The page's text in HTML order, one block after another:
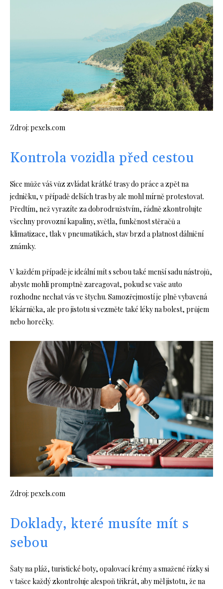
Zdroj: pexels.com
Kontrola vozidla před cestou
Sice může váš vůz zvládat krátké trasy do práce a zpět na
jedničku, v případě delších tras by ale mohl mírně protestovat.
Předtím, než vyrazíte za dobrodružstvím, řádně zkontrolujte
všechny provozní kapaliny, světla, funkčnost stěračů a
klimatizace, tlak v pneumatikách, stav brzd a platnost dálniční
známky.
V každém případě je ideální mít s sebou také menší sadu nástrojů,
abyste mohli promptně zareagovat, pokud se vaše auto
rozhodne nechat vás ve štychu. Samozřejmostí je plně vybavená
lékárnička, ale pro jistotu si vezměte také léky na bolest, průjem
nebo horečky.
Zdroj: pexels.com
Doklady, které musíte mít s
sebou
Šaty na pláž, turistické boty, opalovací krémy a smažené řízky si
v tašce každý zkontroluje alespoň třikrát, aby měl jistotu, že na